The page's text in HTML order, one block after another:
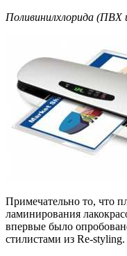
Поливинилхлорида (ПВХ
Примечательно то, что
ламинирования
впервые было
стилистами из Re-styling.